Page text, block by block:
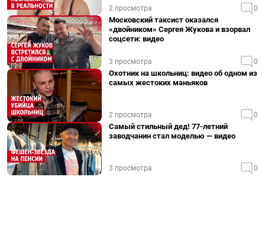
2 просмотра 0
Московский таксист оказался
«двойником» Сергея Жукова и взорвал
соцсети: видео
3 просмотра 0
Охотник на школьниц: видео об одном из
самых жестоких маньяков
2 просмотра 0
Самый стильный дед! 77-летний
заводчанин стал моделью — видео
3 просмотра 0